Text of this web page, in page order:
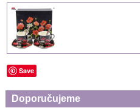
Save
Doporučujeme